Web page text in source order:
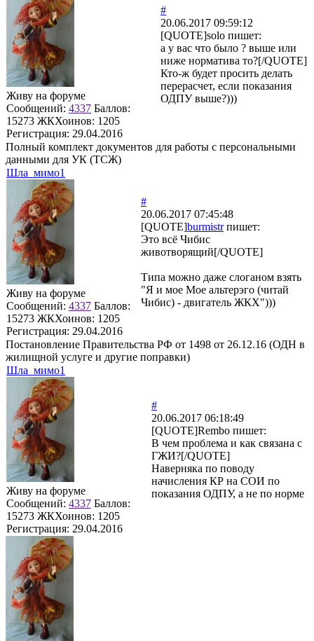
Живу на форуме
Сообщений: 4337 Баллов:
15273 ЖКХоинов: 1205
Регистрация: 29.04.2016
#
20.06.2017 09:59:12
[QUOTE]solo пишет:
а у вас что было ? выше или
ниже норматива то?[/QUOTE]
Кто-ж будет просить делать
перерасчет, если показания
ОДПУ выше?)))
Полный комплект документов для работы с персональными
данными для УК (ТСЖ)
Шла_мимо1
Живу на форуме
Сообщений: 4337 Баллов:
15273 ЖКХоинов: 1205
Регистрация: 29.04.2016
#
20.06.2017 07:45:48
[QUOTE]burmistrпишет:
Это всё Чибис
животворящий[/QUOTE]
Типа можно даже слоганом взять
"Я и мое Мое альтерэго (читай
Чибис) - двигатель ЖКХ")))
Постановление Правительства РФ от 1498 от 26.12.16 (ОДН в
жилищной услуге и другие поправки)
Шла_мимо1
Живу на форуме
Сообщений: 4337 Баллов:
15273 ЖКХоинов: 1205
Регистрация: 29.04.2016
#
20.06.2017 06:18:49
[QUOTE]Rembo пишет:
В чем проблема и как связана с
ГЖИ?[/QUOTE]
Наверняка по поводу
начисления КР на СОИ по
показания ОДПУ, а не по норме